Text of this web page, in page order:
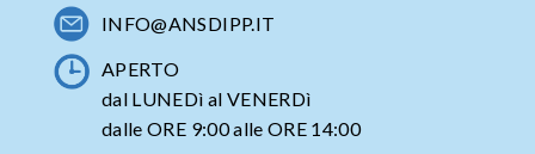
INFO@ANSDIPP.IT
APERTO
dal LUNEDì al VENERDì
dalle ORE 9:00 alle ORE 14:00